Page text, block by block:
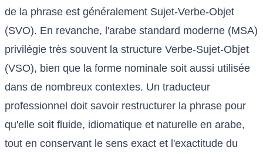
de la phrase est généralement Sujet-Verbe-Objet
(SVO). En revanche, l'arabe standard moderne (MSA)
privilégie très souvent la structure Verbe-Sujet-Objet
(VSO), bien que la forme nominale soit aussi utilisée
dans de nombreux contextes. Un traducteur
professionnel doit savoir restructurer la phrase pour
qu'elle soit fluide, idiomatique et naturelle en arabe,
tout en conservant le sens exact et l'exactitude du